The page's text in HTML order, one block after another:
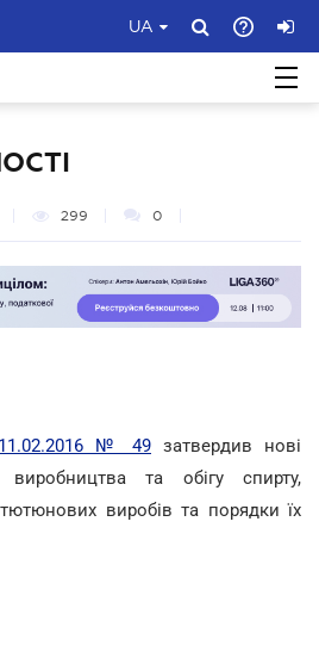
UA
299 0
№ 49 затвердив нові
та обігу спирту,
виробів та порядки їх